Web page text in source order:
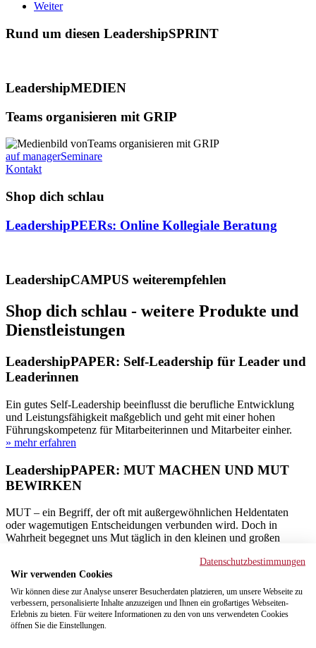
Weiter
Rund um diesen LeadershipSPRINT
LeadershipMEDIEN
Teams organisieren mit GRIP
auf managerSeminare
Kontakt
Shop dich schlau
LeadershipPEERs: Online Kollegiale Beratung
LeadershipCAMPUS weiterempfehlen
Shop dich schlau - weitere Produkte und
Dienstleistungen
LeadershipPAPER: Self-Leadership für Leader und
Leaderinnen
Ein gutes Self-Leadership beeinflusst die berufliche Entwicklung
und Leistungsfähigkeit maßgeblich und geht mit einer hohen
Führungskompetenz für Mitarbeiterinnen und Mitarbeiter einher.
» mehr erfahren
LeadershipPAPER: MUT MACHEN UND MUT
BEWIRKEN
MUT – ein Begriff, der oft mit außergewöhnlichen Heldentaten
oder wagemutigen Entscheidungen verbunden wird. Doch in
Wahrheit begegnet uns Mut täglich in den kleinen und großen
LeadershipPAPER: MEHR FÜHREN, WENIGER
MANAGEN
Motivierte und engagierte GESTALTERINNEN brauchen sowohl
Datenschutzbestimmungen
Wir verwenden Cookies
Wir können diese zur Analyse unserer Besucherdaten platzieren, um unsere Webseite zu
verbessern, personalisierte Inhalte anzuzeigen und Ihnen ein großartiges Webseiten-
Erlebnis zu bieten. Für weitere Informationen zu den von uns verwendeten Cookies
öffnen Sie die Einstellungen.